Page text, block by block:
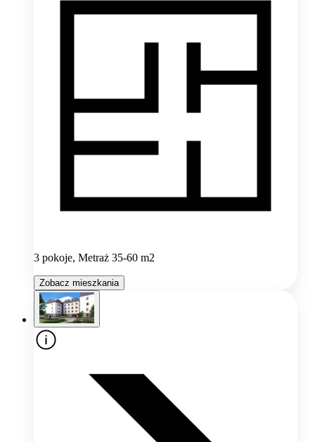
3 pokoje, Metraż 35-60 m2
Zobacz mieszkania